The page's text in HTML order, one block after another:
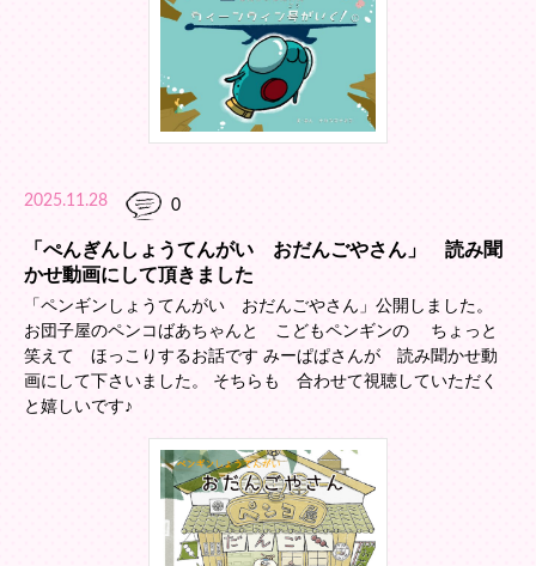
2025.11.28 0
「ぺんぎんしょうてんがい おだんごやさん」 読み聞
かせ動画にして頂きました
「ペンギンしょうてんがい おだんごやさん」公開しました。
お団子屋のペンコばあちゃんと こどもペンギンの ちょっと
笑えて ほっこりするお話です みーぱぱさんが 読み聞かせ動
画にして下さいました。 そちらも 合わせて視聴していただく
と嬉しいです♪